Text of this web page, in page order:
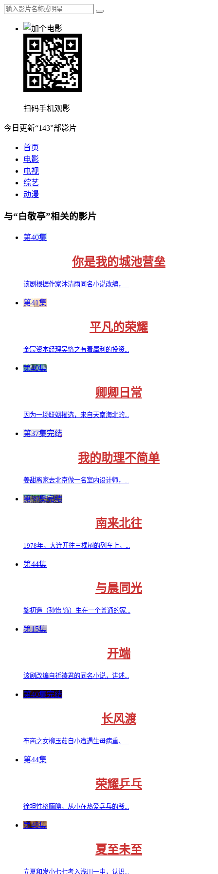
扫码手机观影
今日更新“143”部影片
首页
电影
电视
综艺
动漫
与“白敬亭”相关的影片
第40集
你是我的城池营垒
该剧根据作家沐清雨同名小说改编，...
第41集
平凡的荣耀
金宸资本经理吴恪之有着犀利的投资...
第40集
卿卿日常
因为一场联姻擢选，来自天南海北的...
第37集完结
我的助理不简单
姜甜离家去北京做一名室内设计师，...
第39集完结
南来北往
1978年，大连开往三棵树的列车上，...
第44集
与晨同光
黎初遥（孙怡 饰）生在一个普通的家...
第15集
开端
该剧改编自祈祷君的同名小说，讲述...
第40集完结
长风渡
布商之女柳玉茹自小遭遇生母病重、...
第44集
荣耀乒乓
徐坦性格腼腆，从小在热爱乒乓的爷...
第48集
夏至未至
立夏和发小七七考入浅川一中，认识...